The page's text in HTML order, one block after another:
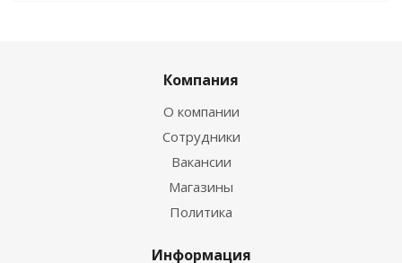
Компания
О компании
Сотрудники
Вакансии
Магазины
Политика
Информация